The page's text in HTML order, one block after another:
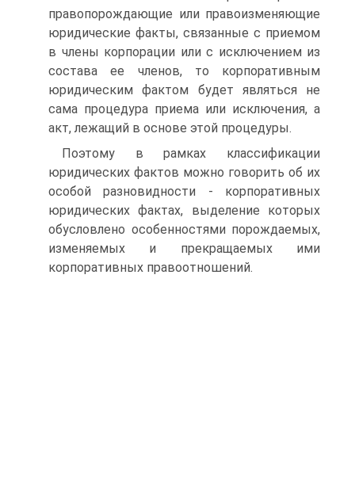
правопорождающие или правоизменяющие
юридические факты, связанные с приемом
в члены корпорации или с исключением из
состава ее членов, то корпоративным
юридическим фактом будет являться не
сама процедура приема или исключения, а
акт, лежащий в основе этой процедуры.
Поэтому в рамках классификации
юридических фактов можно говорить об их
особой разновидности - корпоративных
юридических фактах, выделение которых
обусловлено особенностями порождаемых,
изменяемых и прекращаемых ими
корпоративных правоотношений.